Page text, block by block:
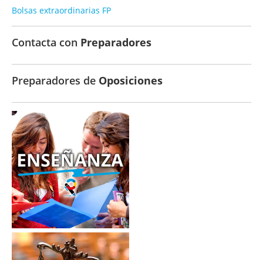
Bolsas extraordinarias FP
Contacta con Preparadores
Preparadores de Oposiciones